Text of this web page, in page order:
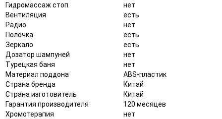
Гидромассаж стоп
нет
Вентиляция
есть
Радио
нет
Полочка
есть
Зеркало
есть
Дозатор шампуней
нет
Турецкая баня
нет
Материал поддона
ABS-пластик
Страна бренда
Китай
Страна изготовитель
Китай
Гарантия производителя
120 месяцев
Хромотерапия
нет